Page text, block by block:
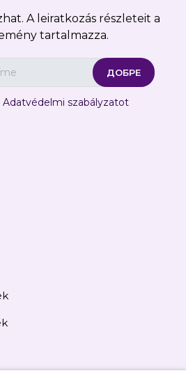
A leiratkozás részleteit a
tartalmazza.
Adatvédelmi szabályzatot